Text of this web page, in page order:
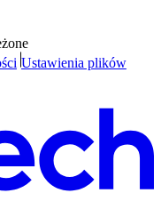
Ustawienia plików